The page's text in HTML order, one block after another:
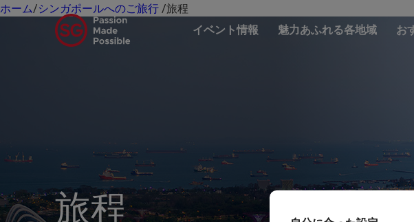
イベント情報 魅力あふれる各地域 お
ホーム/シンガポールへのご旅行/旅程
旅程